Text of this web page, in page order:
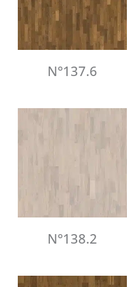
N°137.6
N°138.2